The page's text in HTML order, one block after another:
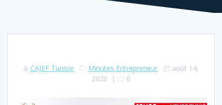
CAJEF Tunisie Minutes Entrepreneur
août 14,
2020 | 0